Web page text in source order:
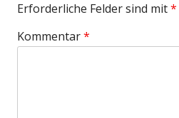
Erforderliche Felder sind mit*
Kommentar*